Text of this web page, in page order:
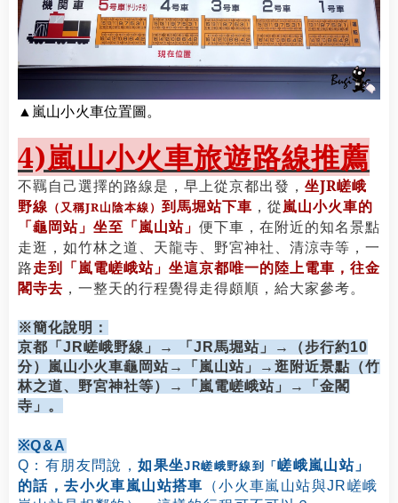
▲嵐山小火車位置圖。
4)嵐山小火車旅遊路線推薦
不羈自己選擇的路線是，早上從京都出發， 坐JR嵯峨
野線 （又稱JR山陰本線） 到馬堀站下車 ， 從嵐山小火車的
「龜岡站」坐至「嵐山站」 便下車，在附近的知名景點
走逛，如竹林之道、天龍寺、野宮神社、清涼寺等，一
路走到「嵐電嵯峨站」坐這京都唯一的陸上電車，往金
閣寺去 ，一整天的行程覺得走得頗順，給大家參考。
※簡化說明：
京都「JR嵯峨野線」
→ 「JR馬堀站」→
（步行約10
分） 嵐山小火車龜岡站→
「嵐山站」→逛附近景點（竹
林之道、野宮神社等）→「 嵐電嵯峨站」→「金閣
寺」 。
※Q&A
Q：有朋友問說，如果坐JR嵯峨野線到 「嵯峨嵐山站」
的話，去小火車嵐山站搭車
（小火車嵐山站與JR嵯峨